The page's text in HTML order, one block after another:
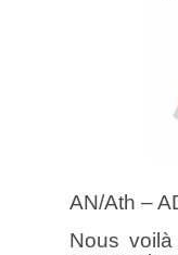
AN/Ath –
Nous